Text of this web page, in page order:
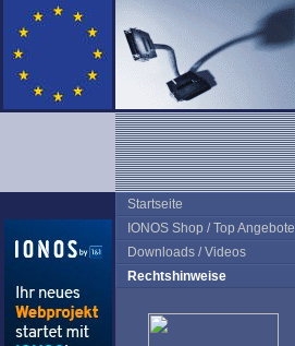
Startseite
IONOS Shop / Top Angebote
Downloads / Videos
Rechtshinweise